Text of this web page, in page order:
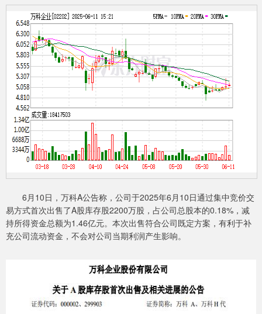
6月10日，万科A公告称，公司于2025年6月10日通过集中竞价交
易方式首次出售了A股库存股2200万股，占公司总股本的0.18%，减
持所得资金总额为1.46亿元。本次出售符合公司既定方案，有利于补
充公司流动资金，不会对公司当期利润产生影响。